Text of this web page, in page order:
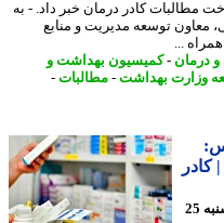
کادر درمان خبر داد. - به
توسعه مدیریت و منابع
...
-کمیسیون بهداشت و
بهداشت -مطالبات-
- دوشنبه 25